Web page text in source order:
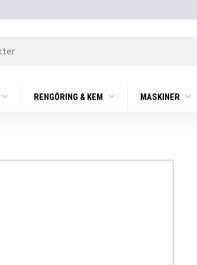
RENGÖRING & KEM MASKINER